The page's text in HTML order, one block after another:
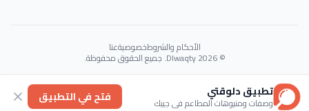
الأحكام والشروطخصوصيةعنا
© 2026 Dlwaqty. جميع الحقوق محفوظة.
Powered byGAIT
تطبيق دلوقتي
وصفات ومنيوهات المطاعم في جيبك فتح في التطبيق